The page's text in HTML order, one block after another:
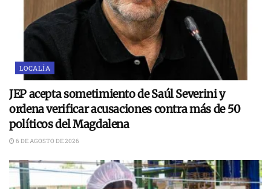
LOCALÍA
JEP acepta sometimiento de Saúl Severini y
ordena verificar acusaciones contra más de 50
políticos del Magdalena
6 DE AGOSTO DE 2026